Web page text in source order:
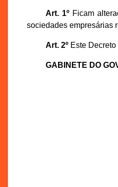
Art. 1ºFicam
sociedades empresárias
Art. 2ºEste Decreto
GABINETE DO